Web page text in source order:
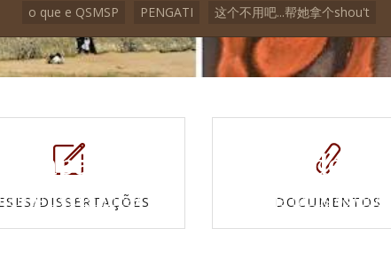
o que e QSMSP
PENGATI 这个不用吧...帮她拿个shou't
DISSERTAÇÕES DOCUMENTOS
Mapas e
topográficas
Vídeos
Veja todos os vídeos